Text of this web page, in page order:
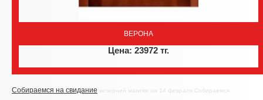
ВЕРОНА
Цена: 23972 тг.
Собираемся на свидание вечерний макияж на 14 февраля Собираемся.